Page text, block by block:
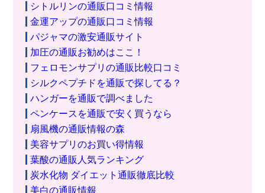
シトルリンの通販口コミ情報
金運アップの通販口コミ情報
パジャマの激安通販サイト
加圧の通販お勧めはここ！
フェロモンサプリの通販比較口コミ
シルクペプチドを通販で探してる？
ハンガーを通販で調べました
ペンケースを通販で安く買うなら
扇風機の通販情報の森
美容サプリのお買い得情報
葉酸の通販人気ランキング
炭水化物 ダイエット通販徹底比較
美白の通販情報